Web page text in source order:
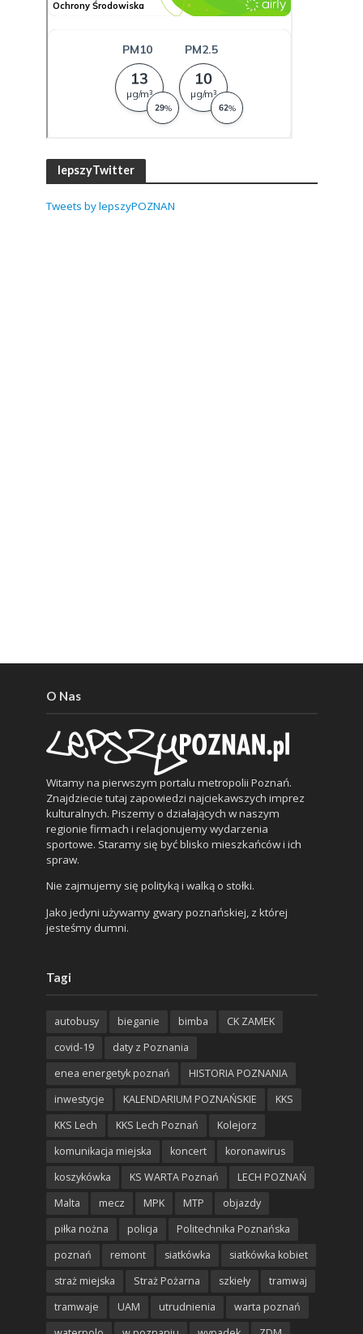
lepszyTwitter
Tweets by lepszyPOZNAN
O Nas
Witamy na pierwszym portalu metropolii Poznań.
Znajdziecie tutaj zapowiedzi najciekawszych imprez
kulturalnych. Piszemy o działających w naszym
regionie firmach i relacjonujemy wydarzenia
sportowe. Staramy się być blisko mieszkańców i ich
spraw.
Nie zajmujemy się polityką i walką o stołki.
Jako jedyni używamy gwary poznańskiej, z której
jesteśmy dumni.
Tagi
autobusy bieganie bimba
CK ZAMEK
covid-19
daty z Poznania
enea energetyk poznań
HISTORIA POZNANIA
inwestycje
KALENDARIUM POZNAŃSKIE
KKS
KKS Lech
KKS Lech Poznań
Kolejorz
komunikacja miejska
koncert
koronawirus
koszykówka
KS WARTA Poznań
LECH POZNAŃ
Malta
mecz MPK MTP
objazdy
piłka nożna
policja
Politechnika Poznańska
poznań
remont siatkówka
siatkówka kobiet
straż miejska
Straż Pożarna szkieły
tramwaj
tramwaje
UAM utrudnienia
warta poznań